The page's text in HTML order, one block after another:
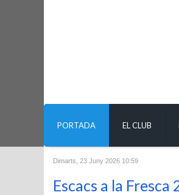
PORTADA EL CLUB
Dimarts, 23 Juny 2026 10:59
Escacs a la